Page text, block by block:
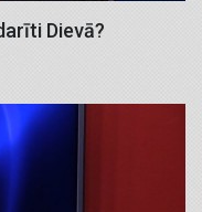
Dievā?